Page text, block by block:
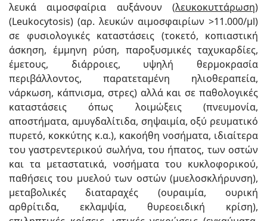
λευκά αιμοσφαίρια αυξάνουν (λευκοκυττάρωση)
(Leukocytosis) (αρ. λευκών αιμοσφαιρίων >11.000/μl)
σε φυσιολογικές καταστάσεις (τοκετό, κοπιαστική
άσκηση, έμμηνη ρύση, παροξυσμικές ταχυκαρδίες,
έμετους, διάρροιες, υψηλή θερμοκρασία
περιβάλλοντος, παρατεταμένη ηλιοθεραπεία,
νάρκωση, κάπνισμα, στρες) αλλά και σε παθολογικές
καταστάσεις όπως λοιμώξεις (πνευμονία,
αποστήματα, αμυγδαλίτιδα, σηψαιμία, οξύ ρευματικό
πυρετό, κοκκύτης κ.α.), κακοήθη νοσήματα, ιδιαίτερα
του γαστρεντερικού σωλήνα, του ήπατος, των οστών
και τα μεταστατικά, νοσήματα του κυκλοφορικού,
παθήσεις του μυελού των οστών (μυελοσκλήρυνση),
μεταβολικές διαταραχές (ουραιμία, ουρική
αρθρίτιδα, εκλαμψία, θυρεοειδική κρίση),